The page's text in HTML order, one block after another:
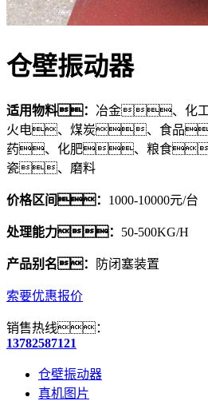
仓壁振动器
适用物料： 冶金、化
火电、煤炭、食品
药、化肥、粮食
瓷、磨料
价格区间： 1000-10000元/台
处理能力： 50-500KG/H
产品别名： 防闭塞装置
索要优惠报价
销售热线：
13782587121
仓壁振动器
真机图片